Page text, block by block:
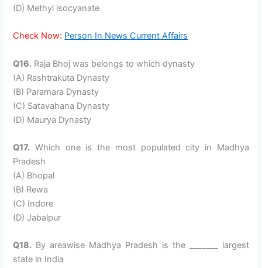
(D) Methyl isocyanate
Check Now: Person In News Current Affairs
Q16. Raja Bhoj was belongs to which dynasty
(A) Rashtrakuta Dynasty
(B) Paramara Dynasty
(C) Satavahana Dynasty
(D) Maurya Dynasty
Q17. Which one is the most populated city in Madhya
Pradesh
(A) Bhopal
(B) Rewa
(C) Indore
(D) Jabalpur
Q18. By areawise Madhya Pradesh is the _______ largest
state in India